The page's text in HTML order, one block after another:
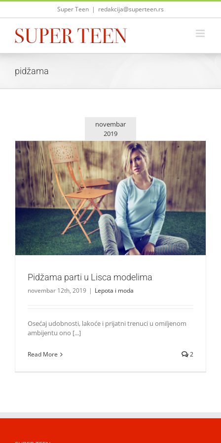
Skip
Super Teen | redakcija@superteen.rs
pidžama
novembar
2019
Pidžama parti u Lisca modelima
Lepota i moda
Pidžama parti u Lisca modelima
novembar 12th, 2019 | Lepota i moda
Osećaj udobnosti, lakoće i prijatni trenuci u omiljenom
ambijentu ono [...]
Read More 2